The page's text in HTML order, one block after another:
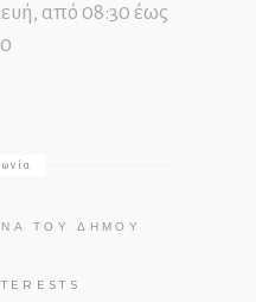
από 08:30 έως
ΤΟΥ ΔΉΜΟΥ